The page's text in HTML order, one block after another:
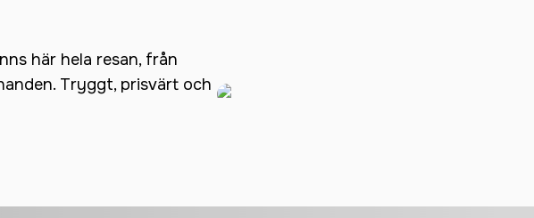
här hela resan, från
Tryggt, prisvärt och